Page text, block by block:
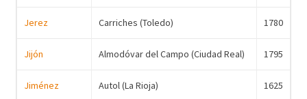
Jerez Carriches (Toledo) 1780
Jijón Almodóvar del Campo (Ciudad Real) 1795
Jiménez Autol (La Rioja) 1625